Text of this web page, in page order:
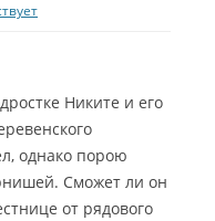
Никите и его
однако порою
Сможет ли он
от рядового